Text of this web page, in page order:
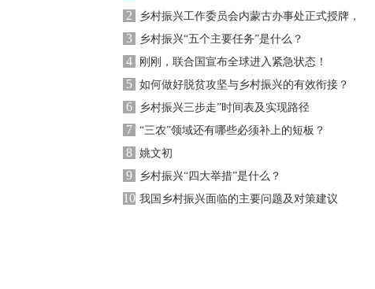
乡村振兴工作委员会内蒙古办事处正式授牌，
乡村振兴“五个主要任务”是什么？
刚刚，联合国宣布全球进入紧急状态！
如何做好脱贫攻坚与乡村振兴的有效衔接？
乡村振兴三步走”时间表及实现路径
“三农”领域还有哪些必须补上的短板？
姚文初
乡村振兴“四大举措”是什么？
我国乡村振兴面临的主要问题及对策建议